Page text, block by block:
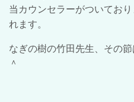
当カウンセラーがついてお
れます。
なぎの樹の竹田先生、その
＾